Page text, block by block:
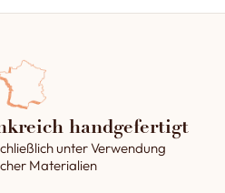
handgefertigt
unter Verwendung
Materialien